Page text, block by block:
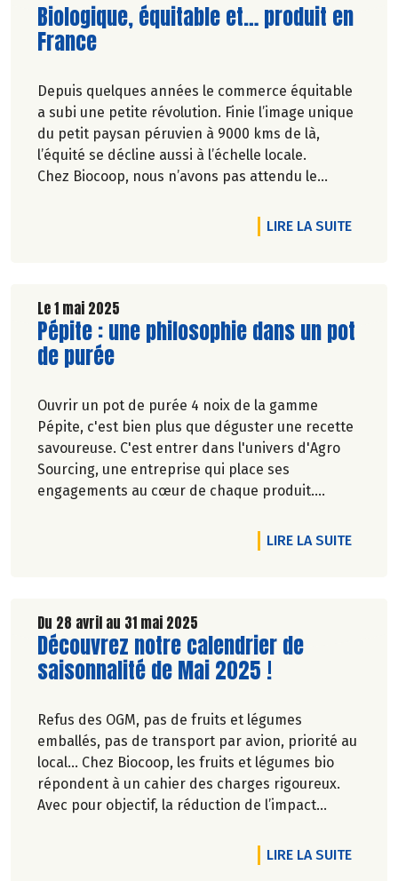
Lire la suite de l'article
Biologique, équitable et… produit en
France
Depuis quelques années le commerce équitable
a subi une petite révolution. Finie l’image unique
du petit paysan péruvien à 9000 kms de là,
l’équité se décline aussi à l’échelle locale.
Chez Biocoop, nous n’avons pas attendu le
nos paysan.ne.s français.e.s ! Ensemble,
soutenons un commerce plus juste
LIRE LA SUITEDE
Le 1 mai 2025
Lire la suite de l'article
Pépite : une philosophie dans un pot
de purée
Ouvrir un pot de purée 4 noix de la gamme
Pépite, c'est bien plus que déguster une recette
savoureuse. C'est entrer dans l'univers d'Agro
Sourcing, une entreprise qui place ses
engagements au cœur de chaque produit.
LIRE LA SUITEDE
Du 28 avril au 31 mai 2025
Lire la suite de l'article
Découvrez notre calendrier de
saisonnalité de Mai 2025 !
Refus des OGM, pas de fruits et légumes
emballés, pas de transport par avion, priorité au
local… Chez Biocoop, les fruits et légumes bio
répondent à un cahier des charges rigoureux.
Avec pour objectif, la réduction de l’impact
l’environnement. Parce que manger des produits
de qualité rime avec respect de la saisonnalité,
LIRE LA SUITEDE